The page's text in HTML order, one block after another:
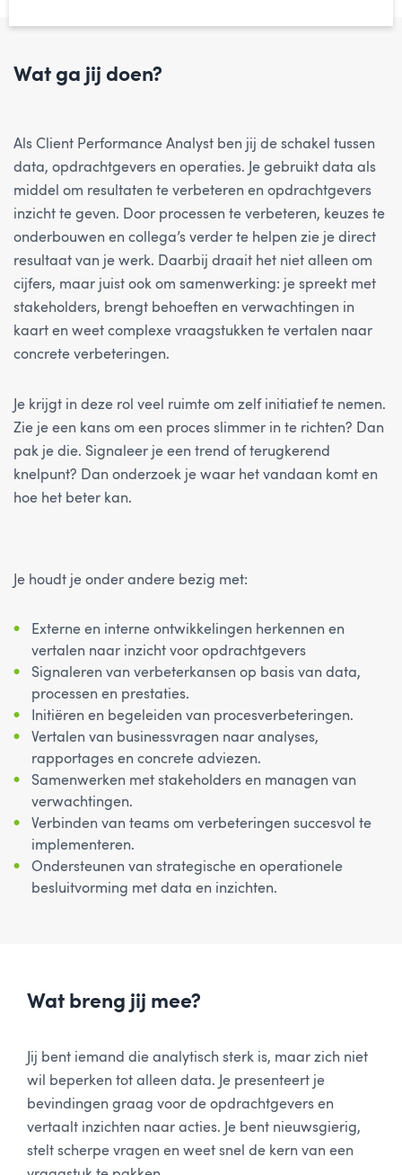
Wat ga jij doen?
Als Client Performance Analyst ben jij de schakel tussen
data, opdrachtgevers en operaties. Je gebruikt data als
middel om resultaten te verbeteren en opdrachtgevers
inzicht te geven. Door processen te verbeteren, keuzes te
onderbouwen en collega’s verder te helpen zie je direct
resultaat van je werk. Daarbij draait het niet alleen om
cijfers, maar juist ook om samenwerking: je spreekt met
stakeholders, brengt behoeften en verwachtingen in
kaart en weet complexe vraagstukken te vertalen naar
concrete verbeteringen.
Je krijgt in deze rol veel ruimte om zelf initiatief te nemen.
Zie je een kans om een proces slimmer in te richten? Dan
pak je die. Signaleer je een trend of terugkerend
knelpunt? Dan onderzoek je waar het vandaan komt en
hoe het beter kan.
Je houdt je onder andere bezig met:
Externe en interne ontwikkelingen herkennen en
vertalen naar inzicht voor opdrachtgevers
Signaleren van verbeterkansen op basis van data,
processen en prestaties.
Initiëren en begeleiden van procesverbeteringen.
Vertalen van businessvragen naar analyses,
rapportages en concrete adviezen.
Samenwerken met stakeholders en managen van
verwachtingen.
Verbinden van teams om verbeteringen succesvol te
implementeren.
Ondersteunen van strategische en operationele
besluitvorming met data en inzichten.
Wat breng jij mee?
Jij bent iemand die analytisch sterk is, maar zich niet
wil beperken tot alleen data. Je presenteert je
bevindingen graag voor de opdrachtgevers en
vertaalt inzichten naar acties. Je bent nieuwsgierig,
stelt scherpe vragen en weet snel de kern van een